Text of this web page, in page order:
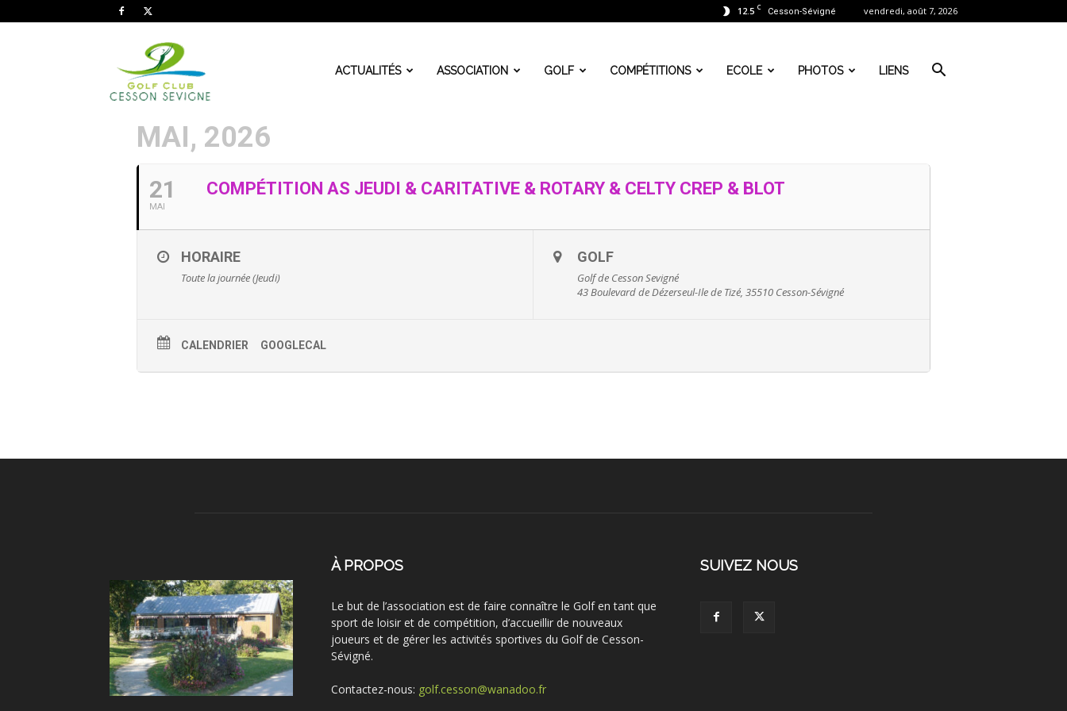
12.5 C Cesson-Sévigné vendredi, août 7, 2026
Golf
Cesson
Sevigné
ACTUALITÉS ASSOCIATION GOLF COMPÉTITIONS ECOLE PHOTOS LIENS
MAI, 2026
21
MAI
COMPÉTITION AS JEUDI & CARITATIVE & ROTARY & CELTY CREP & BLOT
HORAIRE
Toute la journée (Jeudi)
GOLF
Golf de Cesson Sevigné
43 Boulevard de Dézerseul-Ile de Tizé, 35510 Cesson-Sévigné
CALENDRIER GOOGLECAL
À PROPOS
Le but de l’association est de faire connaître le Golf en tant que
sport de loisir et de compétition, d’accueillir de nouveaux
joueurs et de gérer les activités sportives du Golf de Cesson-
Sévigné.
Contactez-nous: golf.cesson@wanadoo.fr
SUIVEZ NOUS